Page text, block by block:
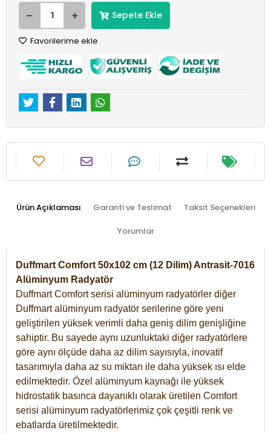
Sepete Ekle
Favorilerime ekle
Ürün Açıklaması Garanti ve Teslimat Taksit Seçenekleri
Yorumlar
Duffmart Comfort 50x102 cm (12 Dilim) Antrasit-7016
Alüminyum Radyatör
Duffmart Comfort serisi alüminyum radyatörler diğer
Duffmart alüminyum radyatör serilerine göre yeni
geliştirilen yüksek verimli daha geniş dilim genişliğine
sahiptir. Bu sayede aynı uzunluktaki diğer radyatörlere
göre aynı ölçüde daha az dilim sayısıyla, inovatif
tasarımıyla daha az su miktarı ile daha yüksek ısı elde
edilmektedir. Özel alüminyum kaynağı ile yüksek
hidrostatik basınca dayanıklı olarak üretilen Comfort
serisi alüminyum radyatörlerimiz çok çeşitli renk ve
ebatlarda üretilmektedir.